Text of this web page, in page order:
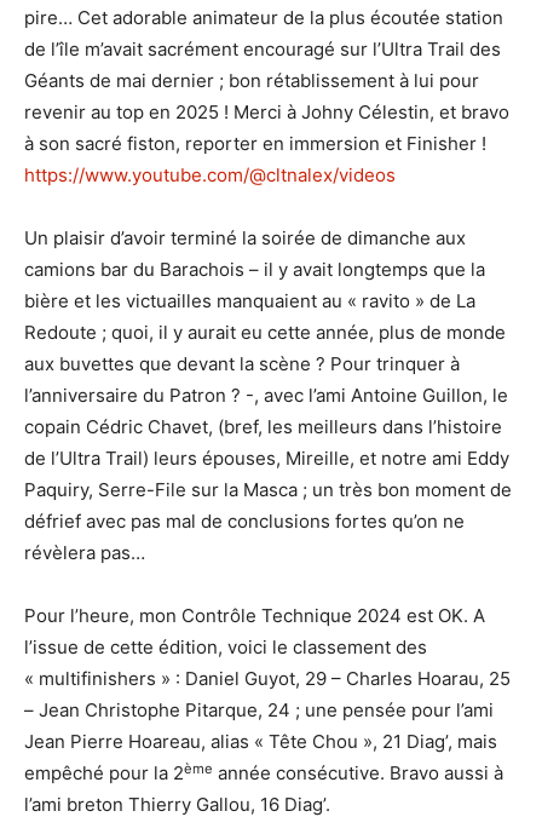
pire… Cet adorable animateur de la plus écoutée station
de l’île m’avait sacrément encouragé sur l’Ultra Trail des
Géants de mai dernier ; bon rétablissement à lui pour
revenir au top en 2025 ! Merci à Johny Célestin, et bravo
à son sacré fiston, reporter en immersion et Finisher !
https://www.youtube.com/@cltnalex/videos
Un plaisir d’avoir terminé la soirée de dimanche aux
camions bar du Barachois – il y avait longtemps que la
bière et les victuailles manquaient au « ravito » de La
Redoute ; quoi, il y aurait eu cette année, plus de monde
aux buvettes que devant la scène ? Pour trinquer à
l’anniversaire du Patron ? -, avec l’ami Antoine Guillon, le
copain Cédric Chavet, (bref, les meilleurs dans l’histoire
de l’Ultra Trail) leurs épouses, Mireille, et notre ami Eddy
Paquiry, Serre-File sur la Masca ; un très bon moment de
défrief avec pas mal de conclusions fortes qu’on ne
révèlera pas…
Pour l’heure, mon Contrôle Technique 2024 est OK. A
l’issue de cette édition, voici le classement des
« multifinishers » : Daniel Guyot, 29 – Charles Hoarau, 25
– Jean Christophe Pitarque, 24 ; une pensée pour l’ami
Jean Pierre Hoareau, alias « Tête Chou », 21 Diag’, mais
empêché pour la 2ème année consécutive. Bravo aussi à
l’ami breton Thierry Gallou, 16 Diag’.